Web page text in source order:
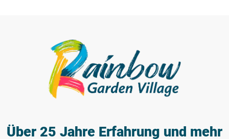
Über 25 Jahre Erfahrung und mehr